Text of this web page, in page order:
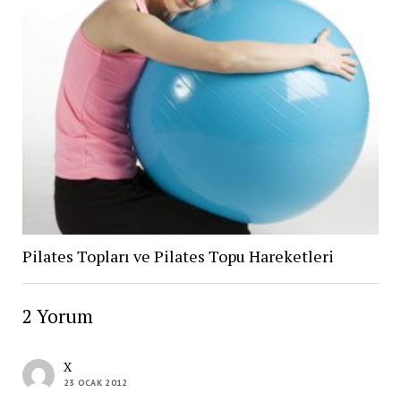
Pilates Topları ve Pilates Topu Hareketleri
2 Yorum
X
23 OCAK 2012